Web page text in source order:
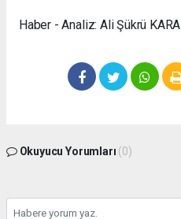
Haber - Analiz: Ali Şükrü KARA
Okuyucu Yorumları (0)